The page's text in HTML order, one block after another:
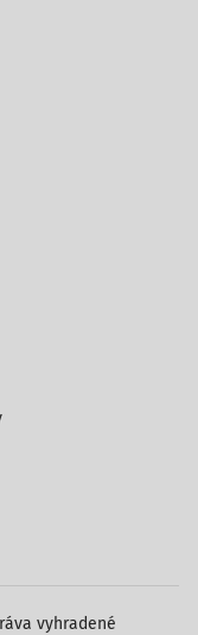
vyhradené